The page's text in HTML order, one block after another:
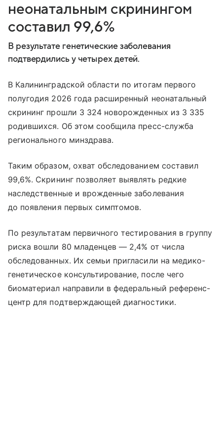
неонатальным скринингом
составил 99,6%
В результате генетические заболевания
подтвердились у четырех детей.
В Калининградской области по итогам первого
полугодия 2026 года расширенный неонатальный
скрининг прошли 3 324 новорожденных из 3 335
родившихся. Об этом сообщила пресс-служба
регионального минздрава.
Таким образом, охват обследованием составил
99,6%. Скрининг позволяет выявлять редкие
наследственные и врожденные заболевания
до появления первых симптомов.
По результатам первичного тестирования в группу
риска вошли 80 младенцев — 2,4% от числа
обследованных. Их семьи пригласили на медико-
генетическое консультирование, после чего
биоматериал направили в федеральный референс-
центр для подтверждающей диагностики.